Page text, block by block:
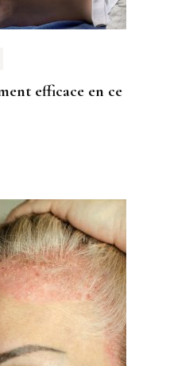
efficace en ce